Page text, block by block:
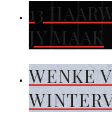
13
JY MAAK
WENKE